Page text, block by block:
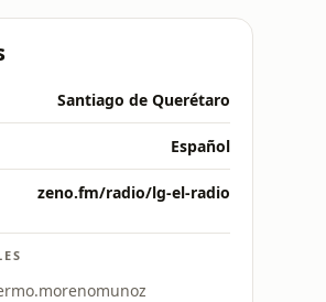
Santiago de Querétaro
Español
zeno.fm/radio/lg-el-radio